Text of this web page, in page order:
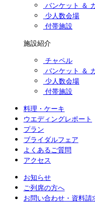
バンケット ＆
少人数会場
付帯施設
施設紹介
チャペル
バンケット ＆
少人数会場
付帯施設
料理・ケーキ
ウエディングレポート
プラン
ブライダルフェア
よくあるご質問
アクセス
お知らせ
ご列席の方へ
お問い合わせ・資料請